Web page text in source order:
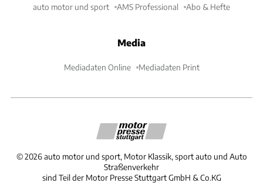
auto motor und sport AMS Professional Abo & Hefte
Media
Mediadaten Online Mediadaten Print
©2026 auto motor und sport, Motor Klassik, sport auto und Auto
Straßenverkehr
sind Teil der Motor Presse Stuttgart GmbH & Co.KG